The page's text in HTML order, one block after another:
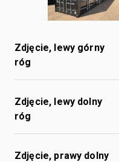
Zdjęcie, lewy górny
róg
Zdjęcie, lewy dolny
róg
Zdjęcie, prawy dolny